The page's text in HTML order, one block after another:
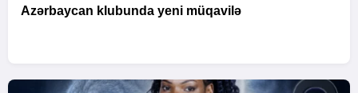
Azərbaycan klubunda yeni müqavilə